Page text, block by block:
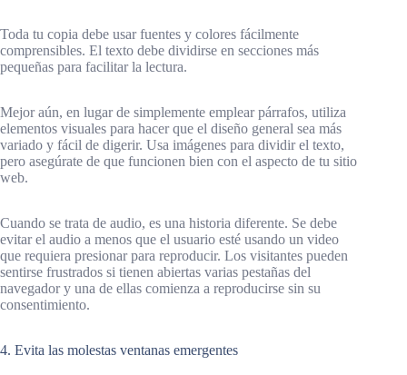
Toda tu copia debe usar fuentes y colores fácilmente
comprensibles. El texto debe dividirse en secciones más
pequeñas para facilitar la lectura.
Mejor aún, en lugar de simplemente emplear párrafos, utiliza
elementos visuales para hacer que el diseño general sea más
variado y fácil de digerir. Usa imágenes para dividir el texto,
pero asegúrate de que funcionen bien con el aspecto de tu sitio
web.
Cuando se trata de audio, es una historia diferente. Se debe
evitar el audio a menos que el usuario esté usando un video
que requiera presionar para reproducir. Los visitantes pueden
sentirse frustrados si tienen abiertas varias pestañas del
navegador y una de ellas comienza a reproducirse sin su
consentimiento.
4. Evita las molestas ventanas emergentes